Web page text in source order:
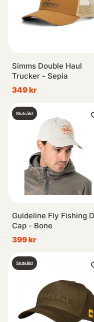
Simms Double Haul
Trucker - Sepia
349 kr
Slutsåld
Guideline Fly Fishing
Cap - Bone
399 kr
Slutsåld